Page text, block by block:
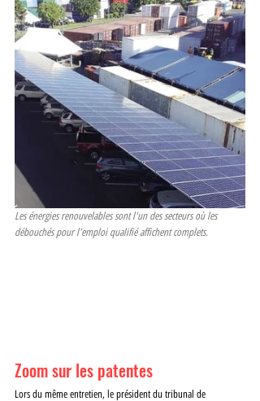
Les énergies renouvelables sont l'un des secteurs où les
débouchés pour l'emploi qualifié affichent complets.
Zoom sur les patentes
Lors du même entretien, le président du tribunal de